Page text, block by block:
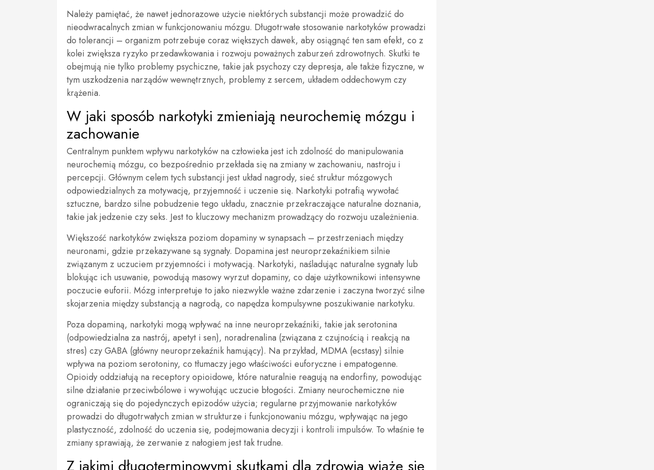
Należy pamiętać, że nawet jednorazowe użycie niektórych substancji może prowadzić do
nieodwracalnych zmian w funkcjonowaniu mózgu. Długotrwałe stosowanie narkotyków prowadzi
do tolerancji – organizm potrzebuje coraz większych dawek, aby osiągnąć ten sam efekt, co z
kolei zwiększa ryzyko przedawkowania i rozwoju poważnych zaburzeń zdrowotnych. Skutki te
obejmują nie tylko problemy psychiczne, takie jak psychozy czy depresja, ale także fizyczne, w
tym uszkodzenia narządów wewnętrznych, problemy z sercem, układem oddechowym czy
krążenia.
W jaki sposób narkotyki zmieniają neurochemię mózgu i
zachowanie
Centralnym punktem wpływu narkotyków na człowieka jest ich zdolność do manipulowania
neurochemią mózgu, co bezpośrednio przekłada się na zmiany w zachowaniu, nastroju i
percepcji. Głównym celem tych substancji jest układ nagrody, sieć struktur mózgowych
odpowiedzialnych za motywację, przyjemność i uczenie się. Narkotyki potrafią wywołać
sztuczne, bardzo silne pobudzenie tego układu, znacznie przekraczające naturalne doznania,
takie jak jedzenie czy seks. Jest to kluczowy mechanizm prowadzący do rozwoju uzależnienia.
Większość narkotyków zwiększa poziom dopaminy w synapsach – przestrzeniach między
neuronami, gdzie przekazywane są sygnały. Dopamina jest neuroprzekaźnikiem silnie
związanym z uczuciem przyjemności i motywacją. Narkotyki, naśladując naturalne sygnały lub
blokując ich usuwanie, powodują masowy wyrzut dopaminy, co daje użytkownikowi intensywne
poczucie euforii. Mózg interpretuje to jako niezwykle ważne zdarzenie i zaczyna tworzyć silne
skojarzenia między substancją a nagrodą, co napędza kompulsywne poszukiwanie narkotyku.
Poza dopaminą, narkotyki mogą wpływać na inne neuroprzekaźniki, takie jak serotonina
(odpowiedzialna za nastrój, apetyt i sen), noradrenalina (związana z czujnością i reakcją na
stres) czy GABA (główny neuroprzekaźnik hamujący). Na przykład, MDMA (ecstasy) silnie
wpływa na poziom serotoniny, co tłumaczy jego właściwości euforyczne i empatogenne.
Opioidy oddziałują na receptory opioidowe, które naturalnie reagują na endorfiny, powodując
silne działanie przeciwbólowe i wywołując uczucie błogości. Zmiany neurochemiczne nie
ograniczają się do pojedynczych epizodów użycia; regularne przyjmowanie narkotyków
prowadzi do długotrwałych zmian w strukturze i funkcjonowaniu mózgu, wpływając na jego
plastyczność, zdolność do uczenia się, podejmowania decyzji i kontroli impulsów. To właśnie te
zmiany sprawiają, że zerwanie z nałogiem jest tak trudne.